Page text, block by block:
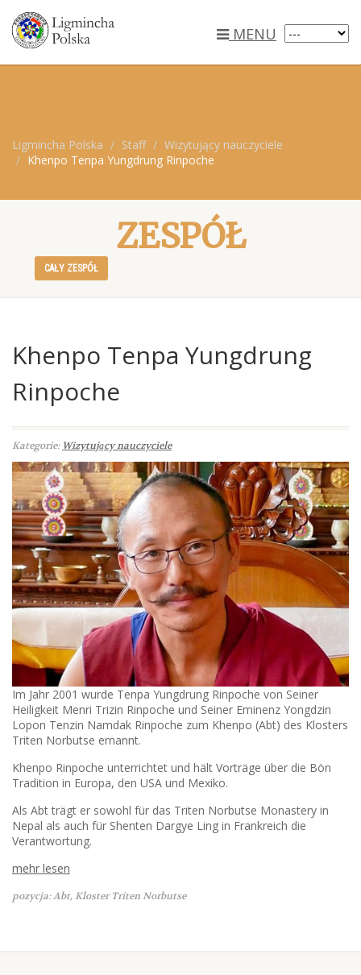
MENU
Ligmincha Polska Staff
Wizytujący nauczyciele
Khenpo Tenpa Yungdrung Rinpoche
ZESPÓŁ
CAŁY ZESPÓŁ
Khenpo Tenpa Yungdrung
Rinpoche
Kategorie: Wizytujący nauczyciele
Im Jahr 2001 wurde Tenpa Yungdrung Rinpoche von Seiner
Heiligkeit Menri Trizin Rinpoche und Seiner Eminenz Yongdzin
Lopon Tenzin Namdak Rinpoche zum Khenpo (Abt) des Klosters
Triten Norbutse ernannt.
Khenpo Rinpoche unterrichtet und hält Vorträge über die Bön
Tradition in Europa, den USA und Mexiko.
Als Abt trägt er sowohl für das Triten Norbutse Monastery in
Nepal als auch für Shenten Dargye Ling in Frankreich die
Verantwortung.
mehr lesen
pozycja: Abt, Kloster Triten Norbutse